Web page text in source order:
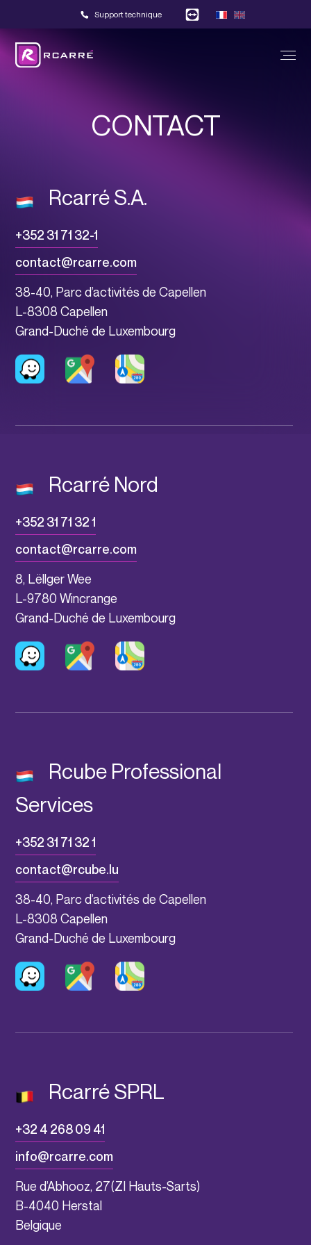
Support technique
CONTACT
Rcarré S.A.
+352 31 71 32-1
contact@rcarre.com
38-40, Parc d’activités de Capellen
L-8308 Capellen
Grand-Duché de Luxembourg
Rcarré Nord
+352 31 71 32 1
contact@rcarre.com
8, Lëllger Wee
L-9780 Wincrange
Grand-Duché de Luxembourg
Rcube Professional
Services
+352 31 71 32 1
contact@rcube.lu
38-40, Parc d’activités de Capellen
L-8308 Capellen
Grand-Duché de Luxembourg
Rcarré SPRL
+32 4 268 09 41
info@rcarre.com
Rue d’Abhooz, 27(ZI Hauts-Sarts)
B-4040 Herstal
Belgique